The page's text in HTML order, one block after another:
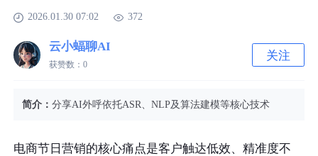
2026.01.30 07:02 372
云小蝠聊AI
获赞数：0
关注
简介：分享AI外呼依托ASR、NLP及算法建模等核心技术
电商节日营销的核心痛点是客户触达低效、精准度不